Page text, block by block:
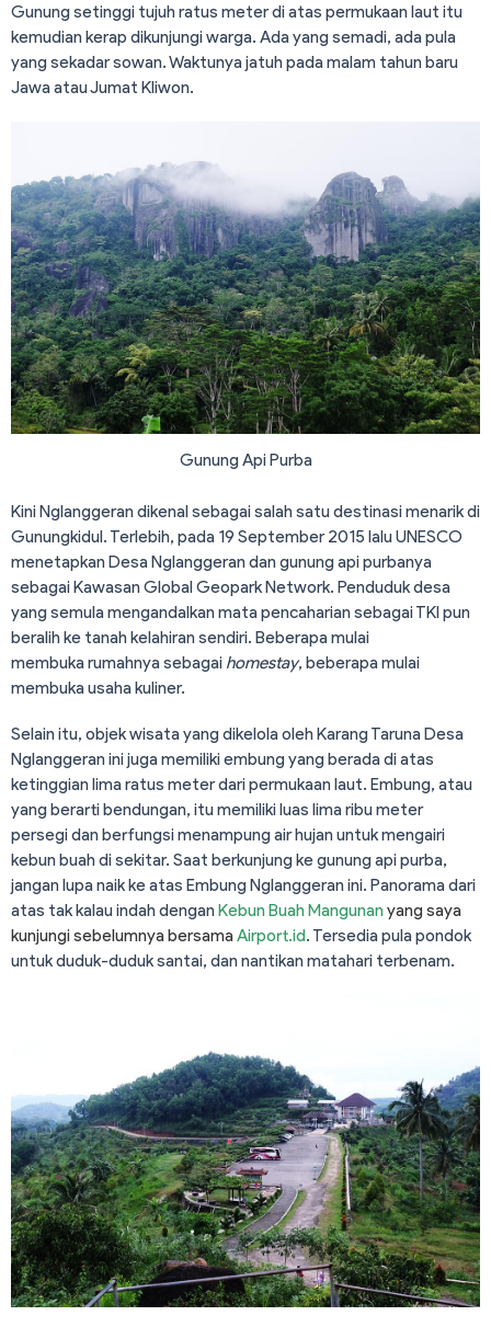
Gunung setinggi tujuh ratus meter di atas permukaan laut itu
kemudian kerap dikunjungi warga. Ada yang semadi, ada pula
yang sekadar sowan. Waktunya jatuh pada malam tahun baru
Jawa atau Jumat Kliwon.
Gunung Api Purba
Kini Nglanggeran dikenal sebagai salah satu destinasi menarik di
Gunungkidul. Terlebih, pada 19 September 2015 lalu UNESCO
menetapkan Desa Nglanggeran dan gunung api purbanya
sebagai Kawasan Global Geopark Network. Penduduk desa
yang semula mengandalkan mata pencaharian sebagai TKI pun
beralih ke tanah kelahiran sendiri. Beberapa mulai
membuka rumahnya sebagai homestay, beberapa mulai
membuka usaha kuliner.
Selain itu, objek wisata yang dikelola oleh Karang Taruna Desa
Nglanggeran ini juga memiliki embung yang berada di atas
ketinggian lima ratus meter dari permukaan laut. Embung, atau
yang berarti bendungan, itu memiliki luas lima ribu meter
persegi dan berfungsi menampung air hujan untuk mengairi
kebun buah di sekitar. Saat berkunjung ke gunung api purba,
jangan lupa naik ke atas Embung Nglanggeran ini. Panorama dari
atas tak kalau indah dengan Kebun Buah Mangunan yang saya
kunjungi sebelumnya bersama Airport.id. Tersedia pula pondok
untuk duduk-duduk santai, dan nantikan matahari terbenam.